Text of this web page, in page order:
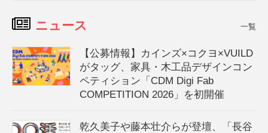
ニュース 一覧
【公募情報】カインズ×コクヨ×VUILD
がタッグ、家具・木工品デザインコン
ペティション「CDM Digi Fab
COMPETITION 2026」を初開催
乾久美子や藤本壮介らが登壇、「長谷